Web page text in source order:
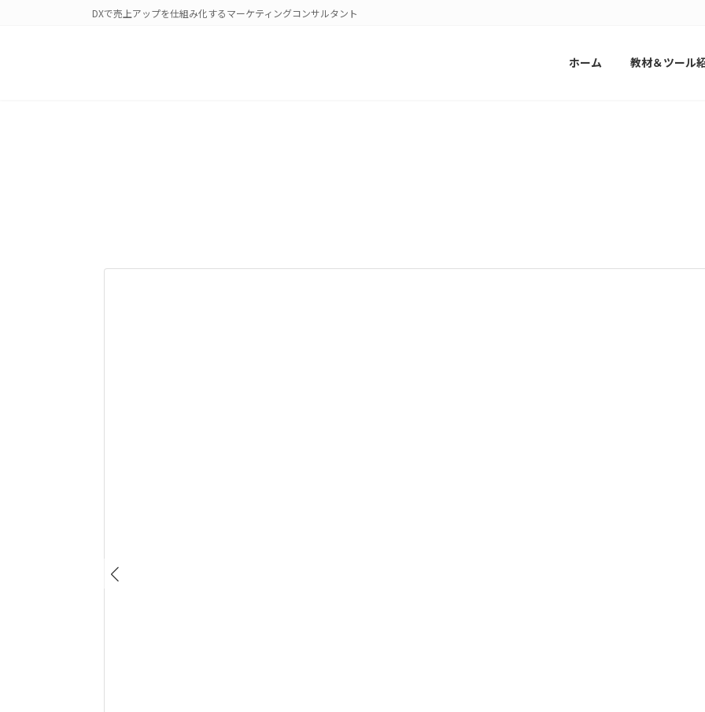
DXで売上アップを仕組み化するマーケティングコンサルタント
ホーム 教材＆ツール